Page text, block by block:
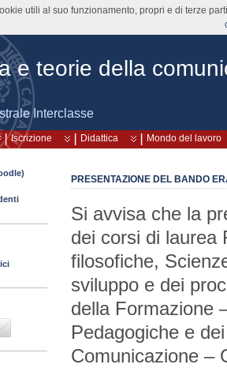
e teorie della
Interclasse
Iscrizione Didattica Mondo del lavoro
PRESENTAZIONE DEL BANDO
Si avvisa che la
dei corsi di laurea
filosofiche,
sviluppo e dei
della Formazione
Pedagogiche e
Comunicazione –
utili al suo funzionamento, propri e di terze